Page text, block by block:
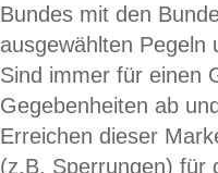
Bundes mit den
ausgewählten
Sind immer für einen
Gegebenheiten ab
Erreichen dieser
(z.B. Sperrungen) für